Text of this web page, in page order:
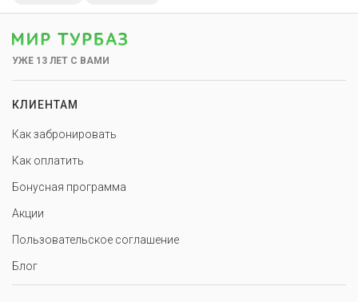
УЖЕ 13 ЛЕТ С ВАМИ
КЛИЕНТАМ
Как забронировать
Как оплатить
Бонусная программа
Акции
Пользовательское соглашение
Блог